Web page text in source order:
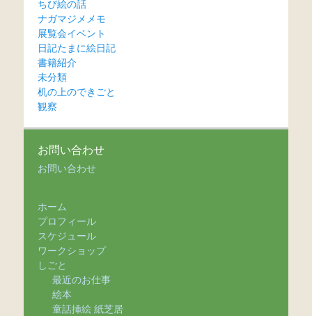
ちび絵の話
ナガマジメメモ
展覧会イベント
日記たまに絵日記
書籍紹介
未分類
机の上のできごと
観察
お問い合わせ
お問い合わせ
ホーム
プロフィール
スケジュール
ワークショップ
しごと
最近のお仕事
絵本
童話挿絵 紙芝居